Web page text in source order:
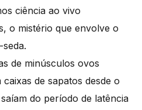
ciência ao vivo
o mistério que envolve o
de minúsculos ovos
de sapatos desde o
do período de latência